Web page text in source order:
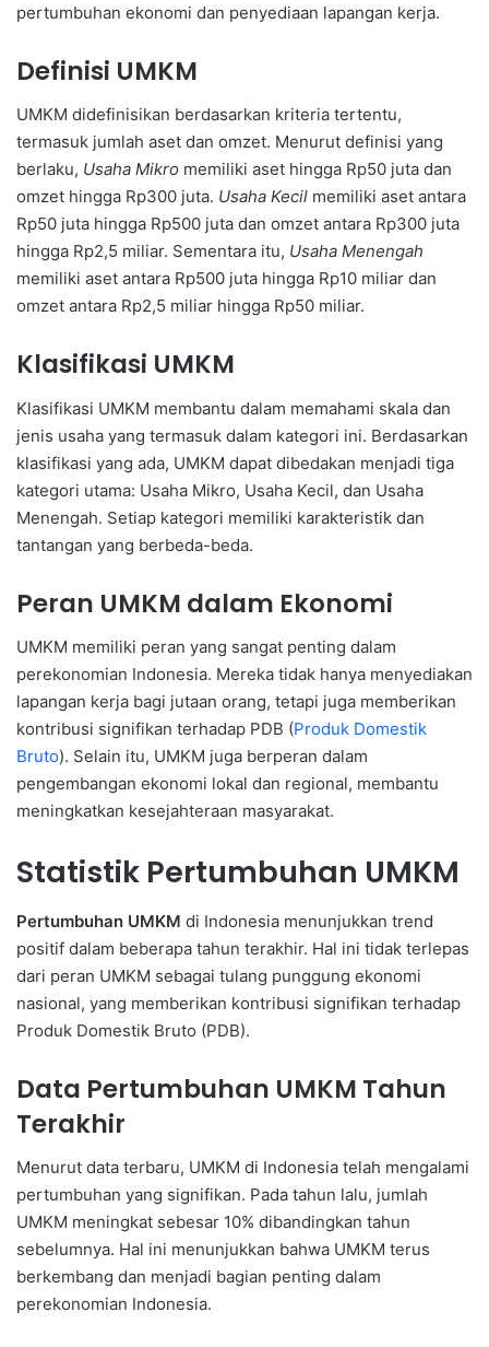
pertumbuhan ekonomi dan penyediaan lapangan kerja.
Definisi UMKM
UMKM didefinisikan berdasarkan kriteria tertentu,
termasuk jumlah aset dan omzet. Menurut definisi yang
berlaku, Usaha Mikro memiliki aset hingga Rp50 juta dan
omzet hingga Rp300 juta. Usaha Kecil memiliki aset antara
Rp50 juta hingga Rp500 juta dan omzet antara Rp300 juta
hingga Rp2,5 miliar. Sementara itu, Usaha Menengah
memiliki aset antara Rp500 juta hingga Rp10 miliar dan
omzet antara Rp2,5 miliar hingga Rp50 miliar.
Klasifikasi UMKM
Klasifikasi UMKM membantu dalam memahami skala dan
jenis usaha yang termasuk dalam kategori ini. Berdasarkan
klasifikasi yang ada, UMKM dapat dibedakan menjadi tiga
kategori utama: Usaha Mikro, Usaha Kecil, dan Usaha
Menengah. Setiap kategori memiliki karakteristik dan
tantangan yang berbeda-beda.
Peran UMKM dalam Ekonomi
UMKM memiliki peran yang sangat penting dalam
perekonomian Indonesia. Mereka tidak hanya menyediakan
lapangan kerja bagi jutaan orang, tetapi juga memberikan
kontribusi signifikan terhadap PDB (Produk Domestik
Bruto). Selain itu, UMKM juga berperan dalam
pengembangan ekonomi lokal dan regional, membantu
meningkatkan kesejahteraan masyarakat.
Statistik Pertumbuhan UMKM
Pertumbuhan UMKM di Indonesia menunjukkan trend
positif dalam beberapa tahun terakhir. Hal ini tidak terlepas
dari peran UMKM sebagai tulang punggung ekonomi
nasional, yang memberikan kontribusi signifikan terhadap
Produk Domestik Bruto (PDB).
Data Pertumbuhan UMKM Tahun
Terakhir
Menurut data terbaru, UMKM di Indonesia telah mengalami
pertumbuhan yang signifikan. Pada tahun lalu, jumlah
UMKM meningkat sebesar 10% dibandingkan tahun
sebelumnya. Hal ini menunjukkan bahwa UMKM terus
berkembang dan menjadi bagian penting dalam
perekonomian Indonesia.